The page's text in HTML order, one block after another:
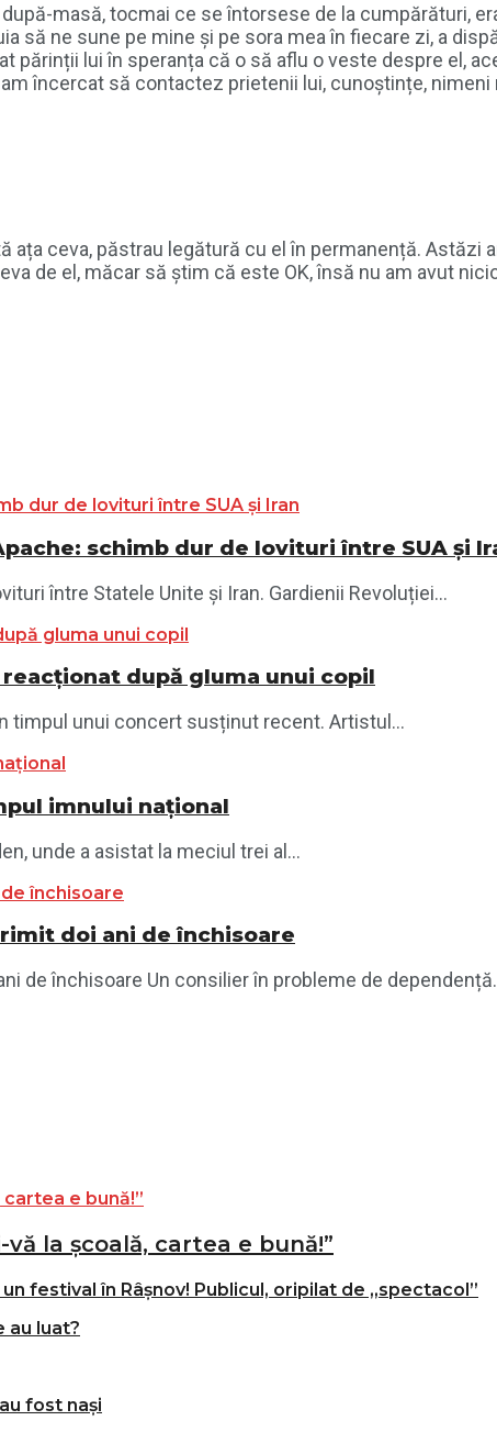
masă, tocmai ce se întorsese de la cumpărături,
să ne sune pe mine și pe sora mea în fiecare zi, a
părinții lui în speranța că o să aflu o veste despre el,
încercat să contactez prietenii lui, cunoștințe,
ceva, păstrau legătură cu el în permanență. Astăzi
de el, măcar să știm că este OK, însă nu am avut
schimb dur de lovituri între SUA și
între Statele Unite și Iran. Gardienii Revoluției...
după gluma unui copil
timpul unui concert susținut recent. Artistul...
imnului național
unde a asistat la meciul trei al...
doi ani de închisoare
de închisoare Un consilier în probleme de
la școală, cartea e bună!”
festival în Râșnov! Publicul, oripilat de „spectacol”
au luat?
fost nași